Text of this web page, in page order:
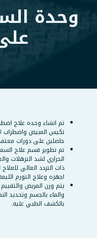
وحدة
تم انشاء وحده علاج
تكيس المبيض واضطراب
حاصلين على دورات
تم تطوير قسم علاج
الحراري لشد الترهلات
ذات التردد العالي
اجهزه وعلاج التورم
يتم وزن المريض
والماء بالجسم وتحديد
بالكشف الطبي عليه.